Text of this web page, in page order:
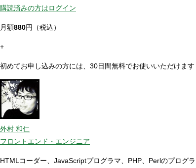
購読済みの方はログイン
月額880円（税込）
+
初めてお申し込みの方には、30日間無料でお使いいただけます
外村 和仁
フロントエンド・エンジニア
HTMLコーダー、JavaScriptプログラマ、PHP、Perlのプログ